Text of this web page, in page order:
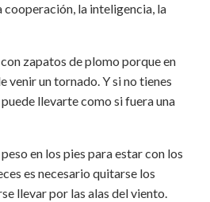
la inteligencia, la
zapatos de plomo porque en
venir un tornado. Y si no tienes
llevarte como si fuera una
en los pies para estar con los
es necesario quitarse los
llevar por las alas del viento.